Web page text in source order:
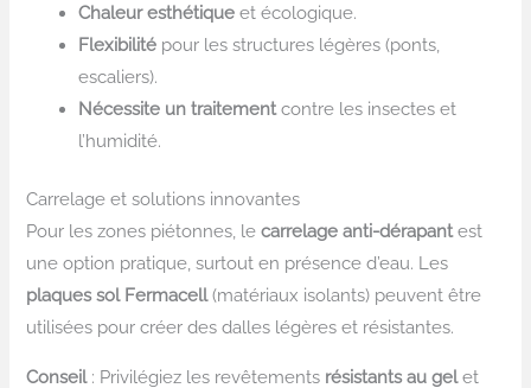
Chaleur esthétique et écologique.
Flexibilité pour les structures légères (ponts,
escaliers).
Nécessite un traitementcontre les insectes et
l’humidité.
Carrelage et solutions innovantes
Pour les zones piétonnes, lecarrelage anti-dérapantest
une option pratique, surtout en présence d’eau. Les
plaques sol Fermacell(matériaux isolants) peuvent être
utilisées pour créer des dalles légères et résistantes.
Conseil: Privilégiez les revêtements résistants au gelet